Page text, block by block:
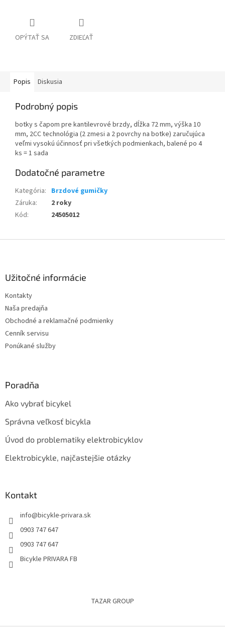
OPÝTAŤ SA ZDIEĽAŤ
Popis Diskusia
Podrobný popis
botky s čapom pre kantilevrové brzdy, dĺžka 72 mm, výška 10
mm, 2CC technológia (2 zmesi a 2 povrchy na botke) zaručujúca
veľmi vysokú účinnosť pri všetkých podmienkach, balené po 4
ks = 1 sada
Dodatočné parametre
Kategória: Brzdové gumičky
Záruka:
2 roky
Kód: 24505012
Užitočné informácie
Kontakty
Naša predajňa
Obchodné a reklamačné podmienky
Cenník servisu
Ponúkané služby
Poradňa
Ako vybrať bicykel
Správna veľkosť bicykla
Úvod do problematiky elektrobicyklov
Elektrobicykle, najčastejšie otázky
Kontakt
info@bicykle-privara.sk
0903 747 647
0903 747 647
Bicykle PRIVARA FB
TAZAR GROUP